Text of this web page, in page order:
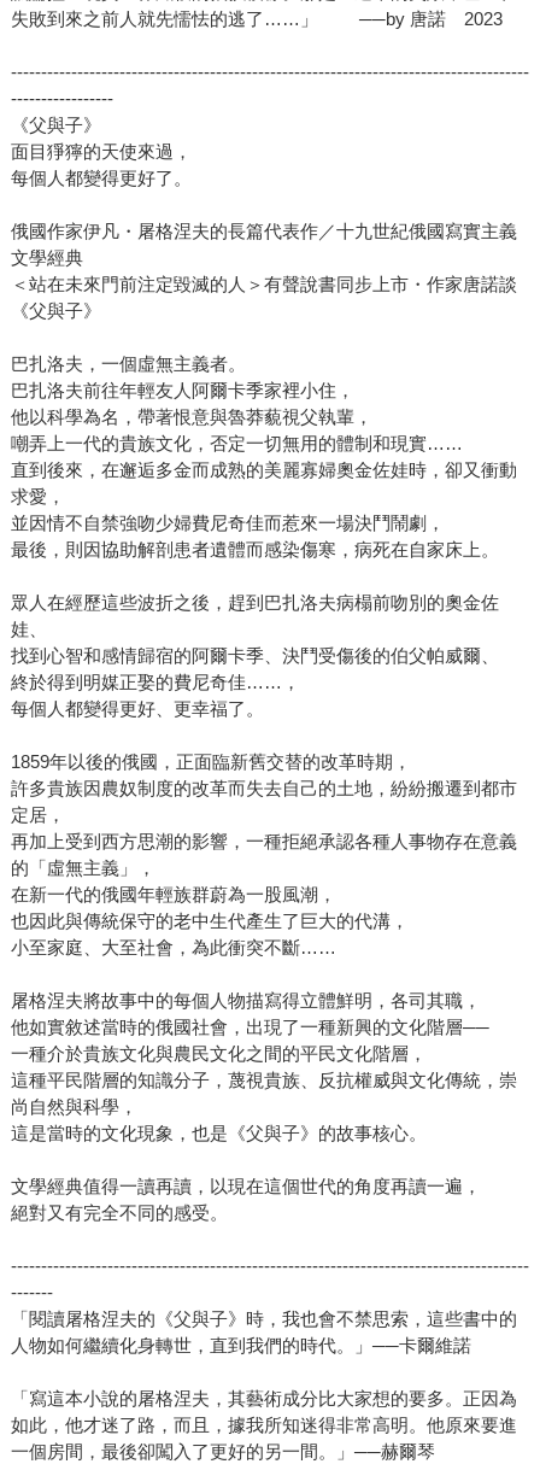
失敗到來之前人就先懦怯的逃了……」 ──by 唐諾 2023
--------------------------------------------------------------------------------------
-----------------
《父與子》
面目猙獰的天使來過，
每個人都變得更好了。
俄國作家伊凡・屠格涅夫的長篇代表作／十九世紀俄國寫實主義
文學經典
＜站在未來門前注定毀滅的人＞有聲說書同步上市・作家唐諾談
《父與子》
巴扎洛夫，一個虛無主義者。
巴扎洛夫前往年輕友人阿爾卡季家裡小住，
他以科學為名，帶著恨意與魯莽藐視父執輩，
嘲弄上一代的貴族文化，否定一切無用的體制和現實……
直到後來，在邂逅多金而成熟的美麗寡婦奧金佐娃時，卻又衝動
求愛，
並因情不自禁強吻少婦費尼奇佳而惹來一場決鬥鬧劇，
最後，則因協助解剖患者遺體而感染傷寒，病死在自家床上。
眾人在經歷這些波折之後，趕到巴扎洛夫病榻前吻別的奧金佐
娃、
找到心智和感情歸宿的阿爾卡季、決鬥受傷後的伯父帕威爾、
終於得到明媒正娶的費尼奇佳……，
每個人都變得更好、更幸福了。
1859年以後的俄國，正面臨新舊交替的改革時期，
許多貴族因農奴制度的改革而失去自己的土地，紛紛搬遷到都市
定居，
再加上受到西方思潮的影響，一種拒絕承認各種人事物存在意義
的「虛無主義」，
在新一代的俄國年輕族群蔚為一股風潮，
也因此與傳統保守的老中生代產生了巨大的代溝，
小至家庭、大至社會，為此衝突不斷……
屠格涅夫將故事中的每個人物描寫得立體鮮明，各司其職，
他如實敘述當時的俄國社會，出現了一種新興的文化階層──
一種介於貴族文化與農民文化之間的平民文化階層，
這種平民階層的知識分子，蔑視貴族、反抗權威與文化傳統，崇
尚自然與科學，
這是當時的文化現象，也是《父與子》的故事核心。
文學經典值得一讀再讀，以現在這個世代的角度再讀一遍，
絕對又有完全不同的感受。
--------------------------------------------------------------------------------------
-------
「閱讀屠格涅夫的《父與子》時，我也會不禁思索，這些書中的
人物如何繼續化身轉世，直到我們的時代。」──卡爾維諾
「寫這本小說的屠格涅夫，其藝術成分比大家想的要多。正因為
如此，他才迷了路，而且，據我所知迷得非常高明。他原來要進
一個房間，最後卻闖入了更好的另一間。」──赫爾琴